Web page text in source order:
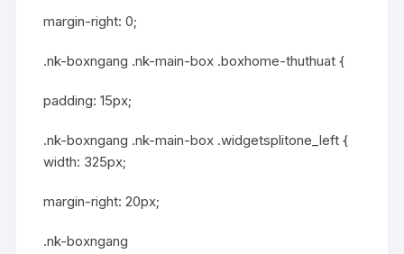
margin-right: 0;
.nk-boxngang .nk-main-box .boxhome-thuthuat {
padding: 15px;
.nk-boxngang .nk-main-box .widgetsplitone_left {
width: 325px;
margin-right: 20px;
.nk-boxngang